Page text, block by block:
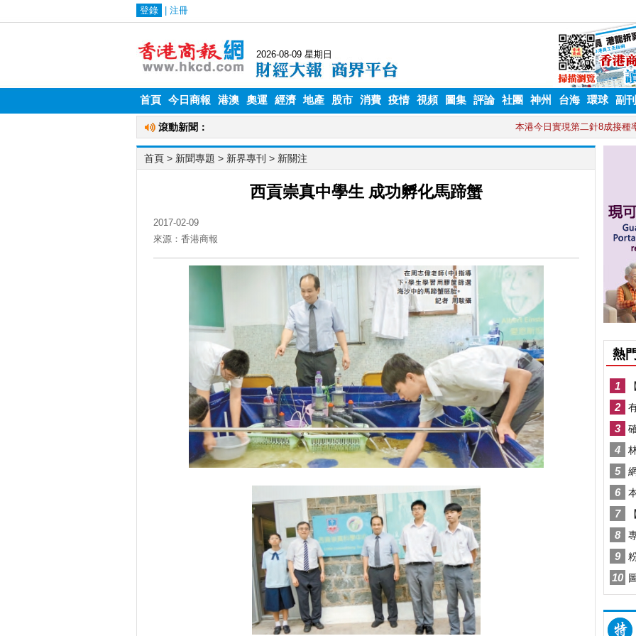
首頁 今日商報 港澳 奧運 經濟 地產 股市 消費 疫情 視頻 圖集 評論 社團 神州 台海 環球 副刊
首頁 > 新聞專題 > 新界專刊 > 新關注
西貢崇真中學生 成功孵化馬蹄蟹
2017-02-09
來源：香港商報